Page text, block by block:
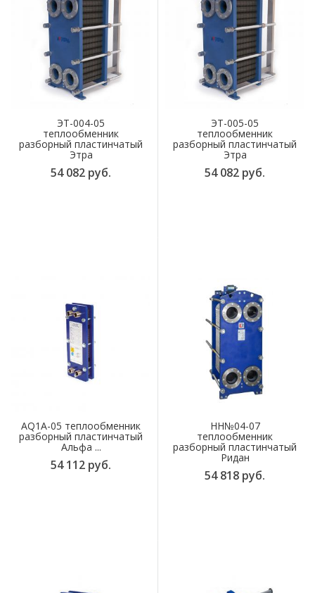
ЭТ-004-05
теплообменник
разборный пластинчатый
Этра
54 082 руб.
ЭТ-005-05
теплообменник
разборный пластинчатый
Этра
54 082 руб.
AQ1A-05 теплообменник
разборный пластинчатый
Альфа ...
54 112 руб.
НН№04-07
теплообменник
разборный пластинчатый
Ридан
54 818 руб.